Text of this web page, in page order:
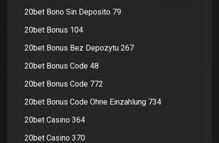
20bet Bono Sin Deposito 79
20bet Bonus 104
20bet Bonus Bez Depozytu 267
20bet Bonus Code 48
20bet Bonus Code 772
20bet Bonus Code Ohne Einzahlung 734
20bet Casino 364
20bet Casino 370